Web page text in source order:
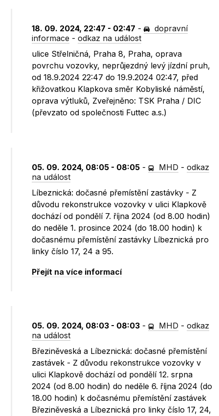
18. 09. 2024, 22:47 - 02:47 -
dopravní
informace -odkaz na událost
ulice Střelničná, Praha 8, Praha, oprava
povrchu vozovky, neprůjezdný levý jízdní pruh,
od 18.9.2024 22:47 do 19.9.2024 02:47, před
křižovatkou Klapkova směr Kobyliské náměstí,
oprava výtluků, Zveřejněno: TSK Praha / DIC
(převzato od společnosti Futtec a.s.)
05. 09. 2024, 08:05 - 08:05 - MHD -odkaz
na událost
Líbeznická: dočasné přemístění zastávky - Z
důvodu rekonstrukce vozovky v ulici Klapkově
dochází od pondělí 7. října 2024 (od 8.00 hodin)
do neděle 1. prosince 2024 (do 18.00 hodin) k
dočasnému přemístění zastávky Líbeznická pro
linky číslo 17, 24 a 95.
Přejít na více informací
05. 09. 2024, 08:03 - 08:03 - MHD -odkaz
na událost
Březiněveská a Líbeznická: dočasné přemístění
zastávek - Z důvodu rekonstrukce vozovky v
ulici Klapkově dochází od pondělí 12. srpna
2024 (od 8.00 hodin) do neděle 6. října 2024 (do
18.00 hodin) k dočasnému přemístění zastávek
Březiněveská a Líbeznická pro linky číslo 17, 24,